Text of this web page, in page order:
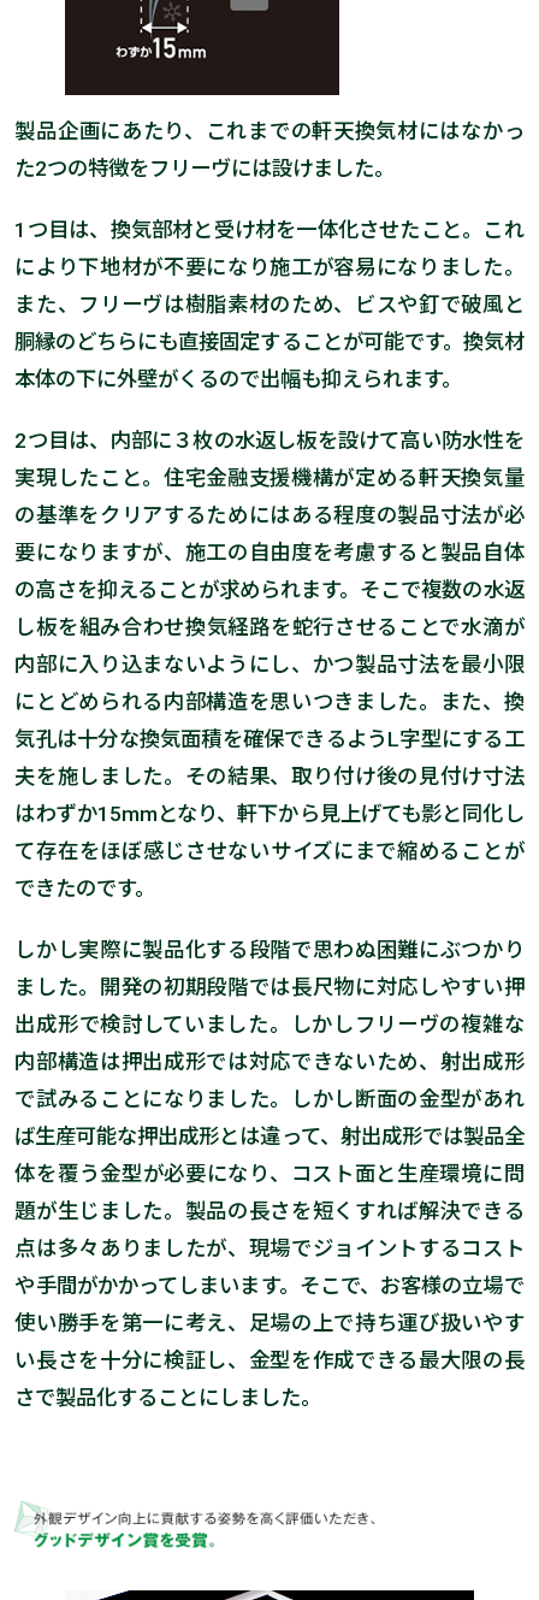
製品企画にあたり、これまでの軒天換気材にはなかっ
た2つの特徴をフリーヴには設けました。
1つ目は、換気部材と受け材を一体化させたこと。これ
により下地材が不要になり施工が容易になりました。
また、フリーヴは樹脂素材のため、ビスや釘で破風と
胴縁のどちらにも直接固定することが可能です。換気材
本体の下に外壁がくるので出幅も抑えられます。
2つ目は、内部に３枚の水返し板を設けて高い防水性を
実現したこと。住宅金融支援機構が定める軒天換気量
の基準をクリアするためにはある程度の製品寸法が必
要になりますが、施工の自由度を考慮すると製品自体
の高さを抑えることが求められます。そこで複数の水返
し板を組み合わせ換気経路を蛇行させることで水滴が
内部に入り込まないようにし、かつ製品寸法を最小限
にとどめられる内部構造を思いつきました。また、換
気孔は十分な換気面積を確保できるようL字型にする工
夫を施しました。その結果、取り付け後の見付け寸法
はわずか15mmとなり、軒下から見上げても影と同化し
て存在をほぼ感じさせないサイズにまで縮めることが
できたのです。
しかし実際に製品化する段階で思わぬ困難にぶつかり
ました。開発の初期段階では長尺物に対応しやすい押
出成形で検討していました。しかしフリーヴの複雑な
内部構造は押出成形では対応できないため、射出成形
で試みることになりました。しかし断面の金型があれ
ば生産可能な押出成形とは違って、射出成形では製品全
体を覆う金型が必要になり、コスト面と生産環境に問
題が生じました。製品の長さを短くすれば解決できる
点は多々ありましたが、現場でジョイントするコスト
や手間がかかってしまいます。そこで、お客様の立場で
使い勝手を第一に考え、足場の上で持ち運び扱いやす
い長さを十分に検証し、金型を作成できる最大限の長
さで製品化することにしました。